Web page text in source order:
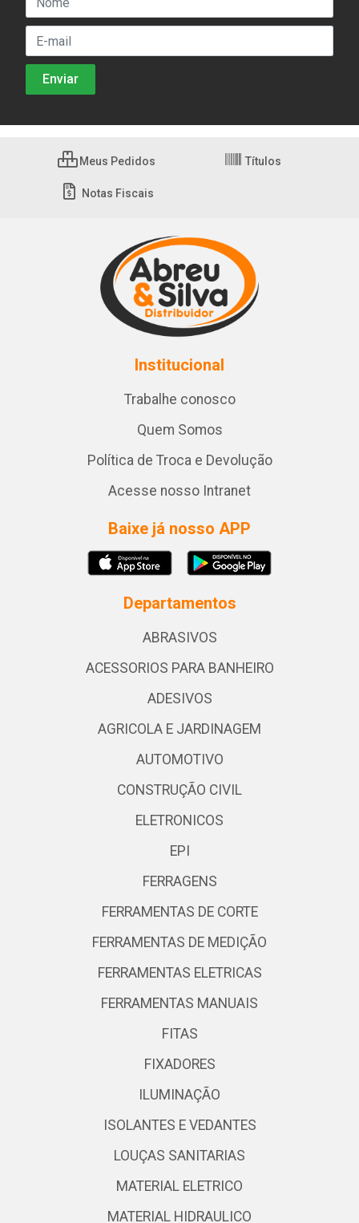
Meus Pedidos Títulos
Notas Fiscais
Institucional
Trabalhe conosco
Quem Somos
Política de Troca e Devolução
Acesse nosso Intranet
Baixe já nosso APP
Departamentos
ABRASIVOS
ACESSORIOS PARA BANHEIRO
ADESIVOS
AGRICOLA E JARDINAGEM
AUTOMOTIVO
CONSTRUÇÃO CIVIL
ELETRONICOS
EPI
FERRAGENS
FERRAMENTAS DE CORTE
FERRAMENTAS DE MEDIÇÃO
FERRAMENTAS ELETRICAS
FERRAMENTAS MANUAIS
FITAS
FIXADORES
ILUMINAÇÃO
ISOLANTES E VEDANTES
LOUÇAS SANITARIAS
MATERIAL ELETRICO
MATERIAL HIDRAULICO